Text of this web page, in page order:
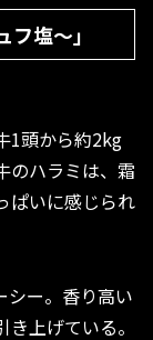
塩～」
1頭から約2kg
のハラミは、霜
ぱいに感じられ
シー。香り高い
上げている。